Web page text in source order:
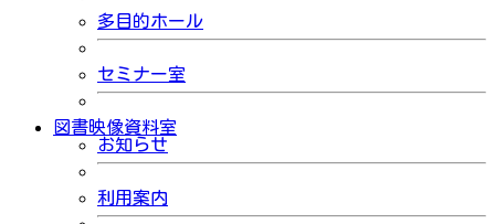
多目的ホール
セミナー室
図書映像資料室
お知らせ
利用案内